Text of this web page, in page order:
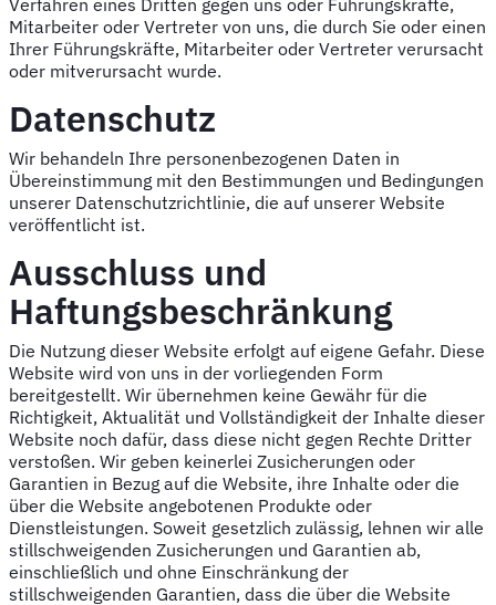
Mitarbeiter oder Vertreter von uns, die durch Sie oder einen
Ihrer Führungskräfte, Mitarbeiter oder Vertreter verursacht
oder mitverursacht wurde.
Datenschutz
Wir behandeln Ihre personenbezogenen Daten in
Übereinstimmung mit den Bestimmungen und Bedingungen
unserer Datenschutzrichtlinie, die auf unserer Website
veröffentlicht ist.
Ausschluss und
Haftungsbeschränkung
Die Nutzung dieser Website erfolgt auf eigene Gefahr. Diese
Website wird von uns in der vorliegenden Form
bereitgestellt. Wir übernehmen keine Gewähr für die
Richtigkeit, Aktualität und Vollständigkeit der Inhalte dieser
Website noch dafür, dass diese nicht gegen Rechte Dritter
verstoßen. Wir geben keinerlei Zusicherungen oder
Garantien in Bezug auf die Website, ihre Inhalte oder die
über die Website angebotenen Produkte oder
Dienstleistungen. Soweit gesetzlich zulässig, lehnen wir alle
stillschweigenden Zusicherungen und Garantien ab,
einschließlich und ohne Einschränkung der
stillschweigenden Garantien, dass die über die Website